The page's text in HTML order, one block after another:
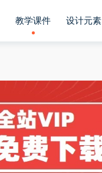
教学课件 设计元素